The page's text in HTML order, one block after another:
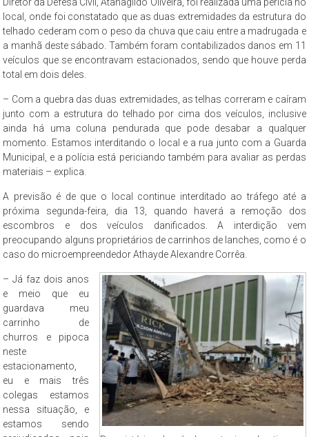
local, onde foi constatado que as duas extremidades da estrutura do
telhado cederam com o peso da chuva que caiu entre a madrugada e
a manhã deste sábado. Também foram contabilizados danos em 11
veículos que se encontravam estacionados, sendo que houve perda
total em dois deles.
– Com a quebra das duas extremidades, as telhas correram e caíram
junto com a estrutura do telhado por cima dos veículos, inclusive
ainda há uma coluna pendurada que pode desabar a qualquer
momento. Estamos interditando o local e a rua junto com a Guarda
Municipal, e a polícia está periciando também para avaliar as perdas
materiais – explica.
A previsão é de que o local continue interditado ao tráfego até a
próxima segunda-feira, dia 13, quando haverá a remoção dos
escombros e dos veículos danificados. A interdição vem
preocupando alguns proprietários de carrinhos de lanches, como é o
caso do microempreendedor Athayde Alexandre Corrêa.
– Já faz dois anos
e meio que eu
guardava meu
carrinho de
churros e pipoca
neste
estacionamento,
eu e mais três
colegas estamos
nessa situação, e
estamos sendo